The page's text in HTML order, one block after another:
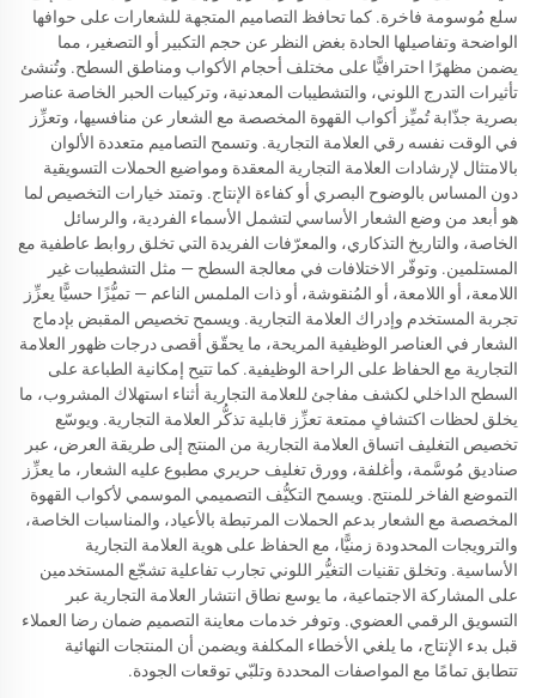
سلع مُوسومة فاخرة. كما تحافظ التصاميم المتجهة للشعارات على حوافها
الواضحة وتفاصيلها الحادة بغض النظر عن حجم التكبير أو التصغير، مما
يضمن مظهرًا احترافيًّا على مختلف أحجام الأكواب ومناطق السطح. وتُنشئ
تأثيرات التدرج اللوني، والتشطيبات المعدنية، وتركيبات الحبر الخاصة عناصر
بصرية جذّابة تُميِّز أكواب القهوة المخصصة مع الشعار عن منافسيها، وتعزِّز
في الوقت نفسه رقي العلامة التجارية. وتسمح التصاميم متعددة الألوان
بالامتثال لإرشادات العلامة التجارية المعقدة ومواضيع الحملات التسويقية
دون المساس بالوضوح البصري أو كفاءة الإنتاج. وتمتد خيارات التخصيص لما
هو أبعد من وضع الشعار الأساسي لتشمل الأسماء الفردية، والرسائل
الخاصة، والتاريخ التذكاري، والمعرّفات الفريدة التي تخلق روابط عاطفية مع
المستلمين. وتوفّر الاختلافات في معالجة السطح — مثل التشطيبات غير
اللامعة، أو اللامعة، أو المُنقوشة، أو ذات الملمس الناعم — تميُّزًا حسيًّا يعزِّز
تجربة المستخدم وإدراك العلامة التجارية. ويسمح تخصيص المقبض بإدماج
الشعار في العناصر الوظيفية المريحة، ما يحقّق أقصى درجات ظهور العلامة
التجارية مع الحفاظ على الراحة الوظيفية. كما تتيح إمكانية الطباعة على
السطح الداخلي لكشف مفاجئ للعلامة التجارية أثناء استهلاك المشروب، ما
يخلق لحظات اكتشافٍ ممتعة تعزِّز قابلية تذكُّر العلامة التجارية. ويوسّع
تخصيص التغليف اتساق العلامة التجارية من المنتج إلى طريقة العرض، عبر
صناديق مُوسَّمة، وأغلفة، وورق تغليف حريري مطبوع عليه الشعار، ما يعزِّز
التموضع الفاخر للمنتج. ويسمح التكيُّف التصميمي الموسمي لأكواب القهوة
المخصصة مع الشعار بدعم الحملات المرتبطة بالأعياد، والمناسبات الخاصة،
والترويجات المحدودة زمنيًّا، مع الحفاظ على هوية العلامة التجارية
الأساسية. وتخلق تقنيات التغيُّر اللوني تجارب تفاعلية تشجّع المستخدمين
على المشاركة الاجتماعية، ما يوسع نطاق انتشار العلامة التجارية عبر
التسويق الرقمي العضوي. وتوفر خدمات معاينة التصميم ضمان رضا العملاء
قبل بدء الإنتاج، ما يلغي الأخطاء المكلفة ويضمن أن المنتجات النهائية
تتطابق تمامًا مع المواصفات المحددة وتلبّي توقعات الجودة.